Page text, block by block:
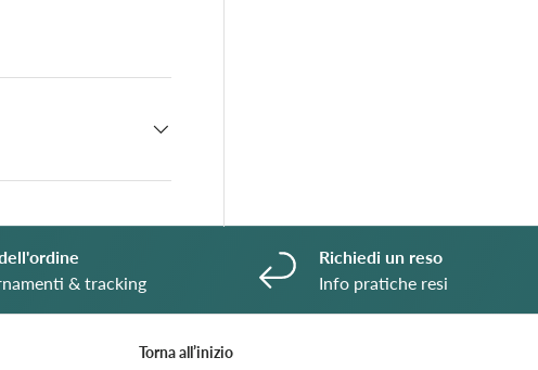
& tracking
Richiedi un reso
Info pratiche resi
Torna all’inizio